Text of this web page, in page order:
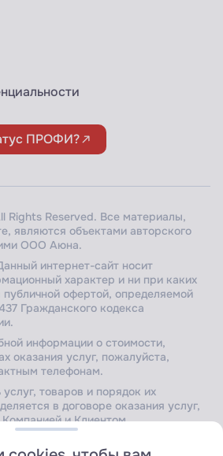
ПРОФИ?
Reserved. Все материалы,
являются объектами авторского
ООО Аюна.
интернет-сайт носит
характер и ни при каких
публичной офертой, определяемой
Гражданского кодекса
информации о стоимости,
оказания услуг, пожалуйста,
телефонам.
товаров и порядок их
в договоре оказания услуг,
и Клиентом.